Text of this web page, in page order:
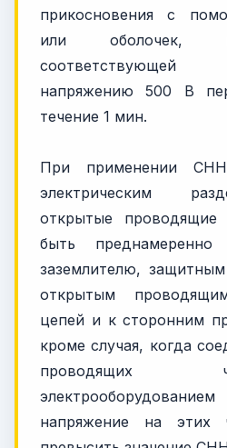
прикосновения с
или оболочек,
соответствующей
напряжению 500 В
течение 1 мин.
При применении
электрическим
открытые
быть
заземлителю,
открытым
цепей и к сторонним
кроме случая, когда
напряжение на этих